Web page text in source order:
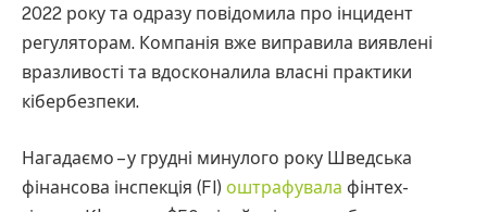
2022 року та одразу повідомила про інцидент
регуляторам. Компанія вже виправила виявлені
вразливості та вдосконалила власні практики
кібербезпеки.
Нагадаємо – у грудні минулого року Шведська
фінансова інспекція (FI) оштрафувала фінтех-